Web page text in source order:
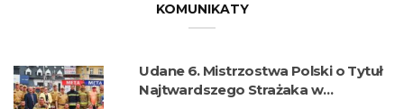
KOMUNIKATY
Udane 6. Mistrzostwa Polski o Tytuł
Najtwardszego Strażaka w